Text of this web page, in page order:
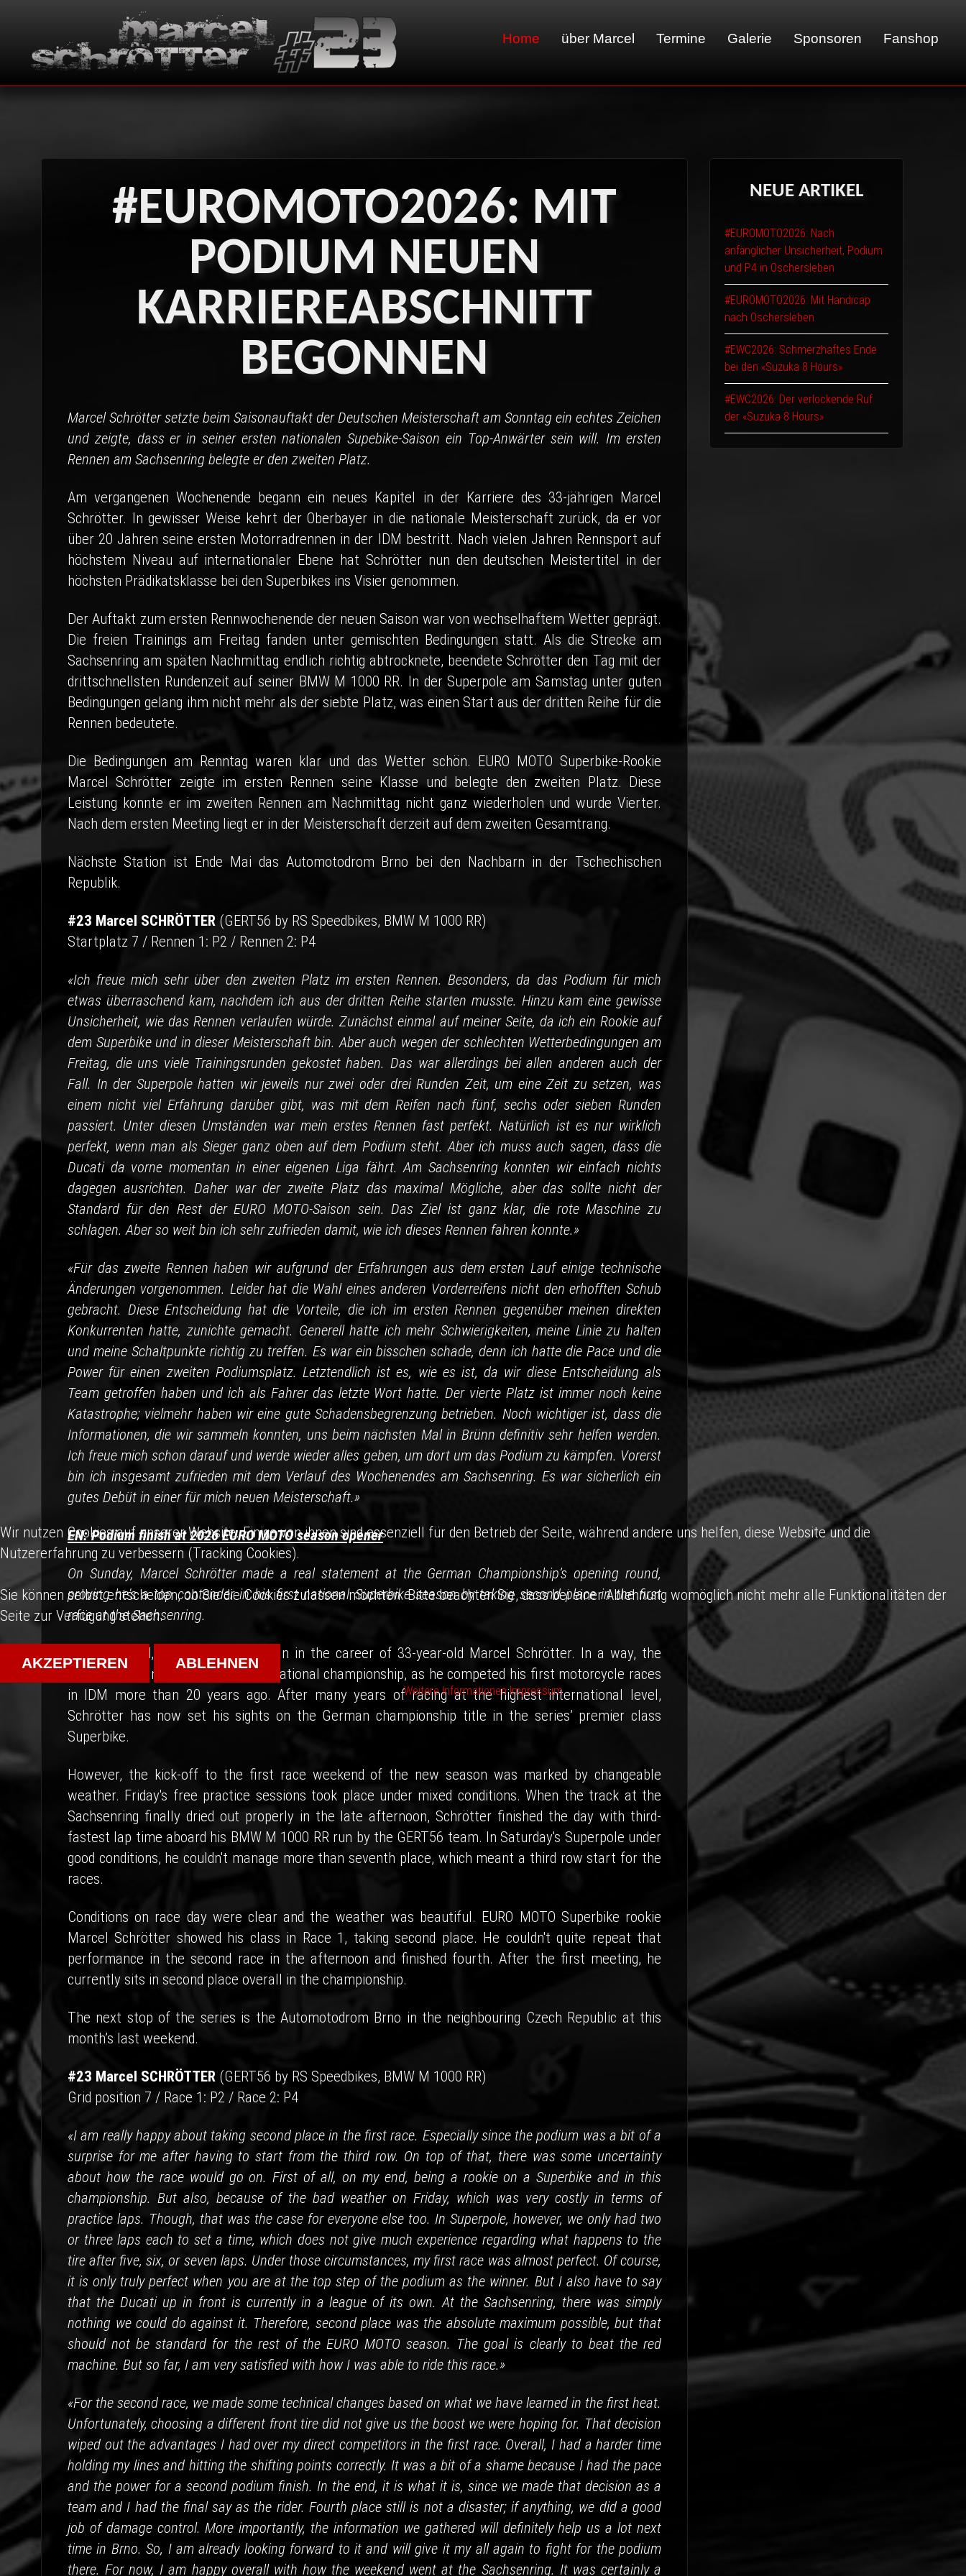
Home über Marcel Termine Galerie
04 - Spa
06 - Most
Sponsoren Fanshop
#EUROMOTO2026: MIT
PODIUM NEUEN
KARRIEREABSCHNITT
BEGONNEN
Marcel Schrötter setzte beim Saisonauftakt der Deutschen Meisterschaft am Sonntag ein echtes Zeichen
und zeigte, dass er in seiner ersten nationalen Supebike-Saison ein Top-Anwärter sein will. Im ersten
Rennen am Sachsenring belegte er den zweiten Platz.
Am vergangenen Wochenende begann ein neues Kapitel in der Karriere des 33-jährigen Marcel
Schrötter. In gewisser Weise kehrt der Oberbayer in die nationale Meisterschaft zurück, da er vor
über 20 Jahren seine ersten Motorradrennen in der IDM bestritt. Nach vielen Jahren Rennsport auf
höchstem Niveau auf internationaler Ebene hat Schrötter nun den deutschen Meistertitel in der
höchsten Prädikatsklasse bei den Superbikes ins Visier genommen.
Der Auftakt zum ersten Rennwochenende der neuen Saison war von wechselhaftem Wetter geprägt.
Die freien Trainings am Freitag fanden unter gemischten Bedingungen statt. Als die Strecke am
Sachsenring am späten Nachmittag endlich richtig abtrocknete, beendete Schrötter den Tag mit der
drittschnellsten Rundenzeit auf seiner BMW M 1000 RR. In der Superpole am Samstag unter guten
Bedingungen gelang ihm nicht mehr als der siebte Platz, was einen Start aus der dritten Reihe für die
Rennen bedeutete.
Die Bedingungen am Renntag waren klar und das Wetter schön. EURO MOTO Superbike-Rookie
Marcel Schrötter zeigte im ersten Rennen seine Klasse und belegte den zweiten Platz. Diese
Leistung konnte er im zweiten Rennen am Nachmittag nicht ganz wiederholen und wurde Vierter.
Nach dem ersten Meeting liegt er in der Meisterschaft derzeit auf dem zweiten Gesamtrang.
Nächste Station ist Ende Mai das Automotodrom Brno bei den Nachbarn in der Tschechischen
Republik.
#23 Marcel SCHRÖTTER (GERT56 by RS Speedbikes, BMW M 1000 RR)
Startplatz 7 / Rennen 1: P2 / Rennen 2: P4
«Ich freue mich sehr über den zweiten Platz im ersten Rennen. Besonders, da das Podium für mich
etwas überraschend kam, nachdem ich aus der dritten Reihe starten musste. Hinzu kam eine gewisse
Unsicherheit, wie das Rennen verlaufen würde. Zunächst einmal auf meiner Seite, da ich ein Rookie auf
dem Superbike und in dieser Meisterschaft bin. Aber auch wegen der schlechten Wetterbedingungen am
Freitag, die uns viele Trainingsrunden gekostet haben. Das war allerdings bei allen anderen auch der
Fall. In der Superpole hatten wir jeweils nur zwei oder drei Runden Zeit, um eine Zeit zu setzen, was
einem nicht viel Erfahrung darüber gibt, was mit dem Reifen nach fünf, sechs oder sieben Runden
passiert. Unter diesen Umständen war mein erstes Rennen fast perfekt. Natürlich ist es nur wirklich
perfekt, wenn man als Sieger ganz oben auf dem Podium steht. Aber ich muss auch sagen, dass die
Ducati da vorne momentan in einer eigenen Liga fährt. Am Sachsenring konnten wir einfach nichts
dagegen ausrichten. Daher war der zweite Platz das maximal Mögliche, aber das sollte nicht der
Standard für den Rest der EURO MOTO-Saison sein. Das Ziel ist ganz klar, die rote Maschine zu
schlagen. Aber so weit bin ich sehr zufrieden damit, wie ich dieses Rennen fahren konnte.»
«Für das zweite Rennen haben wir aufgrund der Erfahrungen aus dem ersten Lauf einige technische
Änderungen vorgenommen. Leider hat die Wahl eines anderen Vorderreifens nicht den erhofften Schub
gebracht. Diese Entscheidung hat die Vorteile, die ich im ersten Rennen gegenüber meinen direkten
Konkurrenten hatte, zunichte gemacht. Generell hatte ich mehr Schwierigkeiten, meine Linie zu halten
und meine Schaltpunkte richtig zu treffen. Es war ein bisschen schade, denn ich hatte die Pace und die
Power für einen zweiten Podiumsplatz. Letztendlich ist es, wie es ist, da wir diese Entscheidung als
Team getroffen haben und ich als Fahrer das letzte Wort hatte. Der vierte Platz ist immer noch keine
Katastrophe; vielmehr haben wir eine gute Schadensbegrenzung betrieben. Noch wichtiger ist, dass die
Informationen, die wir sammeln konnten, uns beim nächsten Mal in Brünn definitiv sehr helfen werden.
Ich freue mich schon darauf und werde wieder alles geben, um dort um das Podium zu kämpfen. Vorerst
bin ich insgesamt zufrieden mit dem Verlauf des Wochenendes am Sachsenring. Es war sicherlich ein
gutes Debüt in einer für mich neuen Meisterschaft.»
EN: Podium finish at 2026 EURO MOTO season opener
On Sunday, Marcel Schrötter made a real statement at the German Championship’s opening round,
proving he's a top contender in his first national Superbike season by taking second place in the first
race at the Sachsenring.
Last weekend, a new chapter began in the career of 33-year-old Marcel Schrötter. In a way, the
Upper Bavarian is returning to the national championship, as he competed his first motorcycle races
in IDM more than 20 years ago. After many years of racing at the highest international level,
Schrötter has now set his sights on the German championship title in the series’ premier class
Superbike.
However, the kick-off to the first race weekend of the new season was marked by changeable
weather. Friday's free practice sessions took place under mixed conditions. When the track at the
Sachsenring finally dried out properly in the late afternoon, Schrötter finished the day with third-
fastest lap time aboard his BMW M 1000 RR run by the GERT56 team. In Saturday's Superpole under
good conditions, he couldn't manage more than seventh place, which meant a third row start for the
races.
Conditions on race day were clear and the weather was beautiful. EURO MOTO Superbike rookie
Marcel Schrötter showed his class in Race 1, taking second place. He couldn't quite repeat that
performance in the second race in the afternoon and finished fourth. After the first meeting, he
currently sits in second place overall in the championship.
The next stop of the series is the Automotodrom Brno in the neighbouring Czech Republic at this
month’s last weekend.
#23 Marcel SCHRÖTTER (GERT56 by RS Speedbikes, BMW M 1000 RR)
Grid position 7 / Race 1: P2 / Race 2: P4
«I am really happy about taking second place in the first race. Especially since the podium was a bit of a
surprise for me after having to start from the third row. On top of that, there was some uncertainty
about how the race would go on. First of all, on my end, being a rookie on a Superbike and in this
championship. But also, because of the bad weather on Friday, which was very costly in terms of
practice laps. Though, that was the case for everyone else too. In Superpole, however, we only had two
or three laps each to set a time, which does not give much experience regarding what happens to the
tire after five, six, or seven laps. Under those circumstances, my first race was almost perfect. Of course,
it is only truly perfect when you are at the top step of the podium as the winner. But I also have to say
that the Ducati up in front is currently in a league of its own. At the Sachsenring, there was simply
nothing we could do against it. Therefore, second place was the absolute maximum possible, but that
should not be standard for the rest of the EURO MOTO season. The goal is clearly to beat the red
machine. But so far, I am very satisfied with how I was able to ride this race.»
«For the second race, we made some technical changes based on what we have learned in the first heat.
Unfortunately, choosing a different front tire did not give us the boost we were hoping for. That decision
wiped out the advantages I had over my direct competitors in the first race. Overall, I had a harder time
holding my lines and hitting the shifting points correctly. It was a bit of a shame because I had the pace
and the power for a second podium finish. In the end, it is what it is, since we made that decision as a
team and I had the final say as the rider. Fourth place still is not a disaster; if anything, we did a good
job of damage control. More importantly, the information we gathered will definitely help us a lot next
time in Brno. So, I am already looking forward to it and will give it my all again to fight for the podium
there. For now, I am happy overall with how the weekend went at the Sachsenring. It was certainly a
NEUE ARTIKEL
#EUROMOTO2026: Nach
anfänglicher Unsicherheit, Podium
und P4 in Oschersleben
#EUROMOTO2026: Mit Handicap
nach Oschersleben
#EWC2026: Schmerzhaftes Ende
bei den «Suzuka 8 Hours»
#EWC2026: Der verlockende Ruf
der «Suzuka 8 Hours»
Wir nutzen Cookies auf unserer Website. Einige von ihnen sind essenziell für den Betrieb der Seite, während andere uns helfen, diese Website und die
Nutzererfahrung zu verbessern (Tracking Cookies).
Sie können selbst entscheiden, ob Sie die Cookies zulassen möchten. Bitte beachten Sie, dass bei einer Ablehnung womöglich nicht mehr alle Funktionalitäten der
Seite zur Verfügung stehen.
AKZEPTIEREN ABLEHNEN
Weitere Informationen Impressum